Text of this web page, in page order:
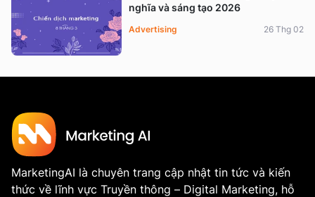
nghĩa và sáng tạo 2026
Advertising 26 Thg 02
MarketingAI là chuyên trang cập nhật tin tức và kiến
thức về lĩnh vực Truyền thông – Digital Marketing, hỗ